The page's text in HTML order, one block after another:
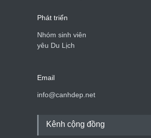
Phát triển
Nhóm sinh viên
yêu Du Lịch
Email
info@canhdep.net
Kênh cộng đồng